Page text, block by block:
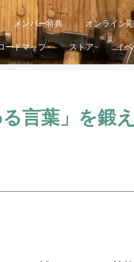
メンバー特典 オンライン
ードマップ ストア イ
言葉」を鍛